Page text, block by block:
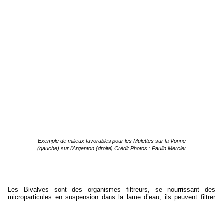
Exemple de milieux favorables pour les Mulettes sur la Vonne
(gauche) sur l’Argenton (droite) Crédit Photos : Paulin Mercier
Les Bivalves sont des organismes filtreurs, se nourrissant des
microparticules en suspension dans la lame d’eau, ils peuvent filtrer